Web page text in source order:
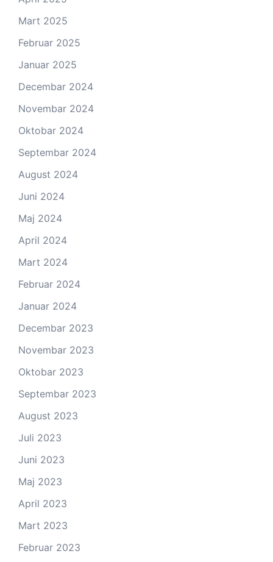
Mart 2025
Februar 2025
Januar 2025
Decembar 2024
Novembar 2024
Oktobar 2024
Septembar 2024
August 2024
Juni 2024
Maj 2024
April 2024
Mart 2024
Februar 2024
Januar 2024
Decembar 2023
Novembar 2023
Oktobar 2023
Septembar 2023
August 2023
Juli 2023
Juni 2023
Maj 2023
April 2023
Mart 2023
Februar 2023